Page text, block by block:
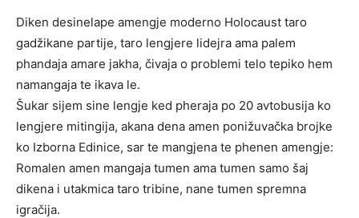
Diken desinelape amengje moderno Holocaust taro
gadžikane partije, taro lengjere lidejra ama palem
phandaja amare jakha, čivaja o problemi telo tepiko hem
namangaja te ikava le.
Šukar sijem sine lengje ked pheraja po 20 avtobusija ko
lengjere mitingija, akana dena amen ponižuvačka brojke
ko Izborna Edinice, sar te mangjena te phenen amengje:
Romalen amen mangaja tumen ama tumen samo šaj
dikena i utakmica taro tribine, nane tumen spremna
igračija.